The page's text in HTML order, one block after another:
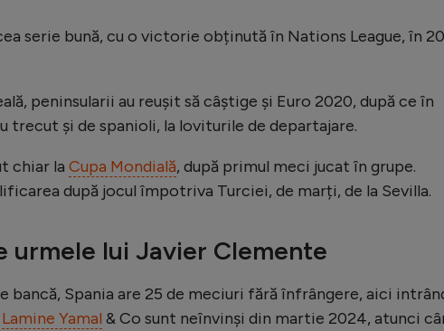
serie bună, cu o victorie obținută în Nations League, în
peninsularii au reușit să câștige și Euro 2020, după ce în
trecut și de spanioli, la loviturile de departajare.
chiar la Cupa Mondială, după primul meci jucat în grupe.
după jocul împotriva Turciei, de marți, de la Sevilla.
urmele lui Javier Clemente
bancă, Spania are 25 de meciuri fără înfrângere, aici
Lamine Yamal & Co sunt neînvinși din martie 2024, atunci